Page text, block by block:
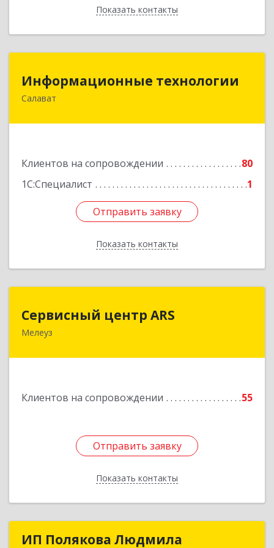
Показать контакты
Назад
Информационные технологии
Салават
Клиентов на сопровождении
80
1С:Специалист
1
Отправить заявку
Показать контакты
Информационные технологии
Отправить заявку
Назад
Сервисный центр ARS
Мелеуз
Клиентов на сопровождении 55
Отправить заявку
Показать контакты
Отправить заявку
Назад
ИП Полякова Людмила
ИП Полякова Людмила